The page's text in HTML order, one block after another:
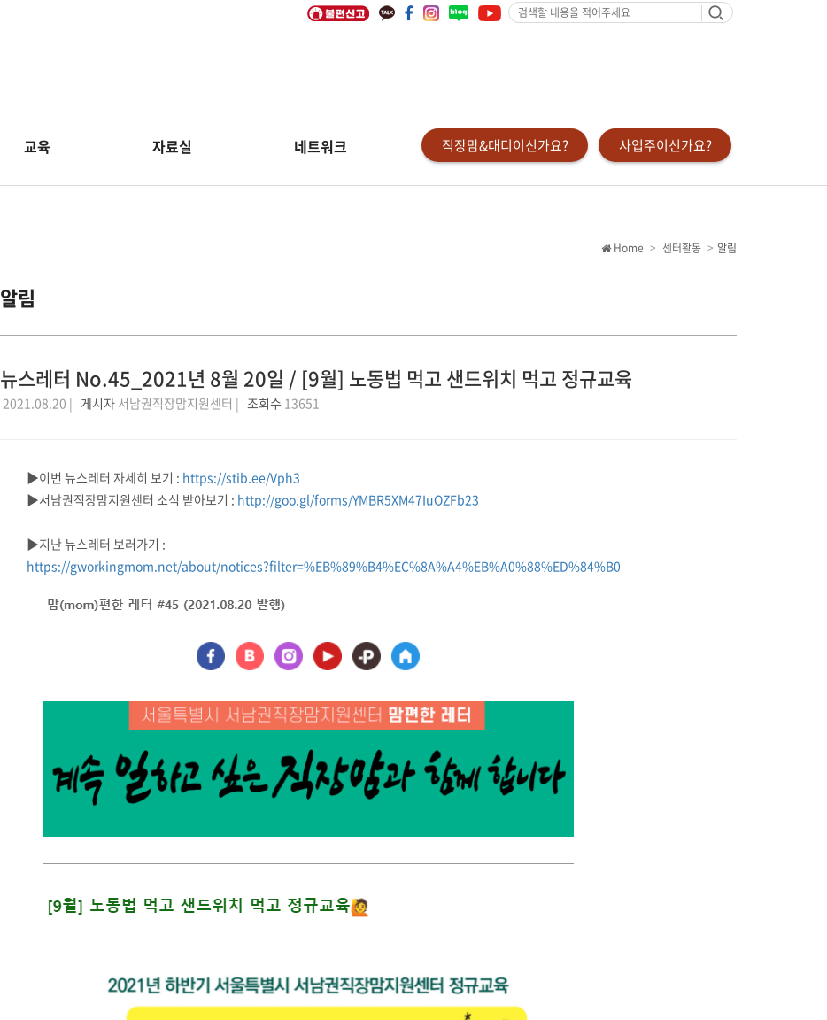
검
색
요
교육 자료실 네트워크 직장맘&대디이신가요? 사업주이신가요?
알림
Home 센터활동 알림
뉴스레터 No.45_2021년 8월 20일 / [9월] 노동법 먹고 샌드위치 먹고 정규교육
2021.08.20 | 게시자서남권직장맘지원센터 | 조회수 13651
▶이번 뉴스레터 자세히 보기 : https://stib.ee/Vph3
▶서남권직장맘지원센터 소식 받아보기 : http://goo.gl/forms/YMBR5XM47IuOZFb23
▶지난 뉴스레터 보러가기 :
https://gworkingmom.net/about/notices?filter=%EB%89%B4%EC%8A%A4%EB%A0%88%ED%84%B0